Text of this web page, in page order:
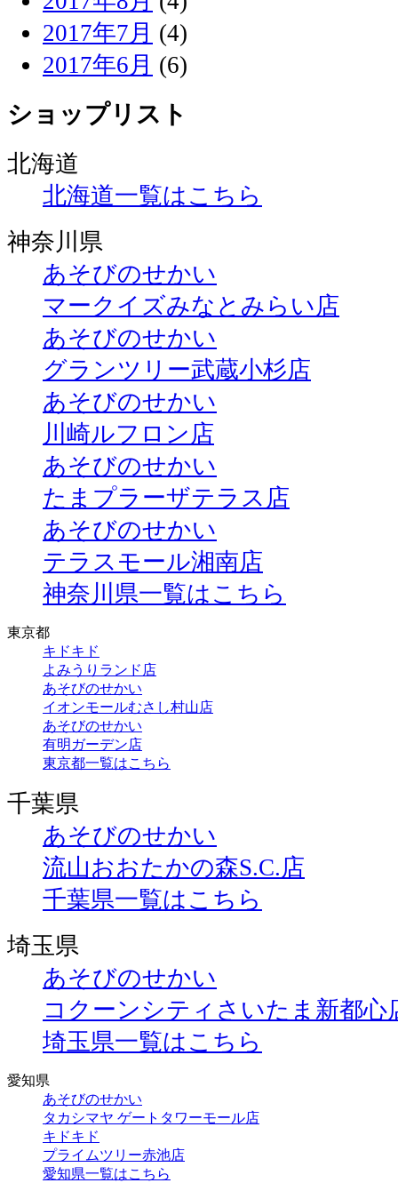
2017年7月 (4)
2017年6月 (6)
ショップリスト
北海道
北海道一覧はこちら
神奈川県
あそびのせかい
マークイズみなとみらい店
あそびのせかい
グランツリー武蔵小杉店
あそびのせかい
川崎ルフロン店
あそびのせかい
たまプラーザテラス店
あそびのせかい
テラスモール湘南店
神奈川県一覧はこちら
東京都
キドキド
よみうりランド店
あそびのせかい
イオンモールむさし村山店
あそびのせかい
有明ガーデン店
東京都一覧はこちら
千葉県
あそびのせかい
流山おおたかの森S.C.店
千葉県一覧はこちら
埼玉県
あそびのせかい
コクーンシティさいたま新都心
埼玉県一覧はこちら
愛知県
あそびのせかい
タカシマヤ ゲートタワーモール店
キドキド
プライムツリー赤池店
愛知県一覧はこちら